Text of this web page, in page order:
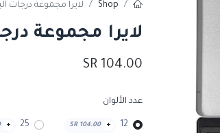
Shop لايرا مجموعة درجات
لايرا مجموعة
104.00
عدد الألوان
12
+
104.00
SR
25
+